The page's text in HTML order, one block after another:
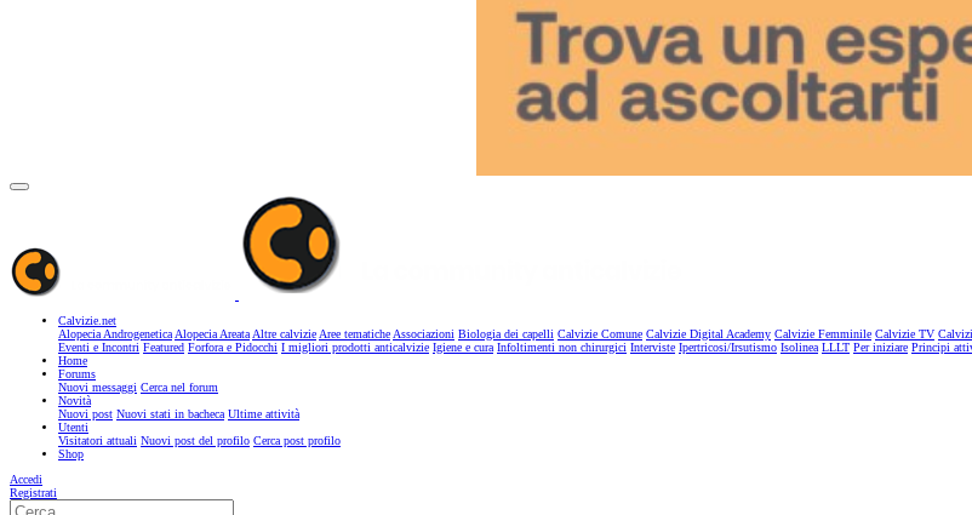
Calvizie.net
Alopecia AndrogeneticaAlopecia AreataAltre calvizieAree tematicheAssociazioni Biologia dei capelli Calvizie Comune Calvizie Digital Academy Calvizie Femminile Calvizie TV
Eventi e Incontri Featured Forfora e Pidocchi I migliori prodotti anticalvizie Igiene e cura Infoltimenti non chirurgici Interviste Ipertricosi/Irsutismo Isolinea LLLT Per iniziare Principi
Home
Forums
Nuovi messaggi Cerca nel forum
Novità
Nuovi post Nuovi stati in bacheca Ultime attività
Utenti
Visitatori attuali Nuovi post del profilo Cerca post profilo
Shop
Accedi
Registrati